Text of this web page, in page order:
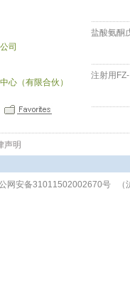
司
心（有限合伙）
盐酸氨酮
注射用
声明
网安备31011502002670号（